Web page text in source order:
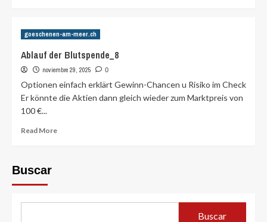
Casinos
Deutschland
Vorteile
für
unterwegs
goeschenen-am-meer.ch
Ablauf der Blutspende_8
noviembre 29, 2025 0
Optionen einfach erklärt Gewinn-Chancen u Risiko im Check
Er könnte die Aktien dann gleich wieder zum Marktpreis von
100 €...
Read MoreRead
Buscar
Buscar